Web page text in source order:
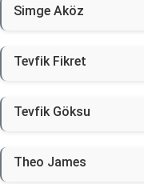
Simge Aköz
Tevfik Fikret
Tevfik Göksu
Theo James